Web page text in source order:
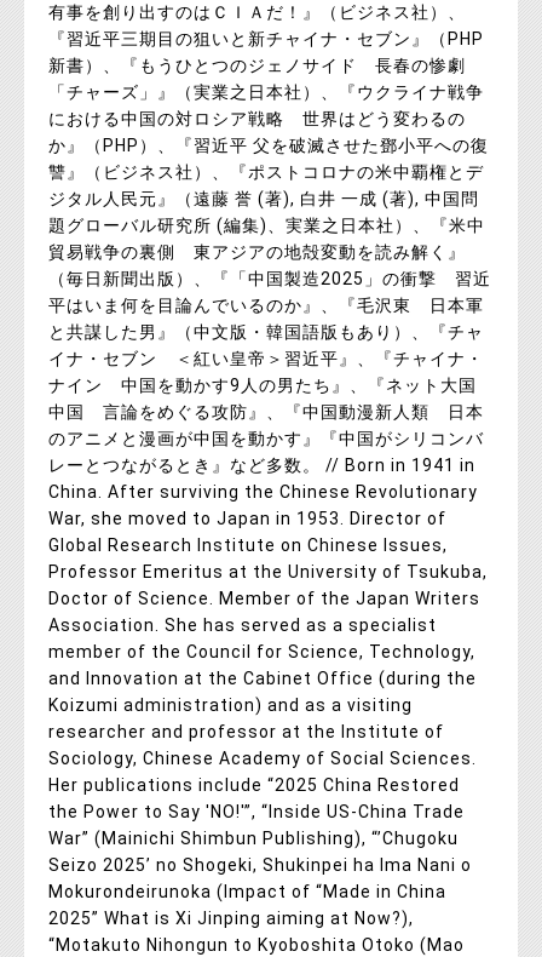
有事を創り出すのはＣＩＡだ！』（ビジネス社）、
『習近平三期目の狙いと新チャイナ・セブン』（PHP
新書）、『もうひとつのジェノサイド 長春の惨劇
「チャーズ」』（実業之日本社）、『ウクライナ戦争
における中国の対ロシア戦略 世界はどう変わるの
か』（PHP）、『習近平 父を破滅させた鄧小平への復
讐』（ビジネス社）、『ポストコロナの米中覇権とデ
ジタル人民元』（遠藤 誉 (著), 白井 一成 (著), 中国問
題グローバル研究所 (編集)、実業之日本社）、『米中
貿易戦争の裏側 東アジアの地殻変動を読み解く』
（毎日新聞出版）、『「中国製造2025」の衝撃 習近
平はいま何を目論んでいるのか』、『毛沢東 日本軍
と共謀した男』（中文版・韓国語版もあり）、『チャ
イナ・セブン ＜紅い皇帝＞習近平』、『チャイナ・
ナイン 中国を動かす9人の男たち』、『ネット大国
中国 言論をめぐる攻防』、『中国動漫新人類 日本
のアニメと漫画が中国を動かす』『中国がシリコンバ
レーとつながるとき』など多数。 // Born in 1941 in
China. After surviving the Chinese Revolutionary
War, she moved to Japan in 1953. Director of
Global Research Institute on Chinese Issues,
Professor Emeritus at the University of Tsukuba,
Doctor of Science. Member of the Japan Writers
Association. She has served as a specialist
member of the Council for Science, Technology,
and Innovation at the Cabinet Office (during the
Koizumi administration) and as a visiting
researcher and professor at the Institute of
Sociology, Chinese Academy of Social Sciences.
Her publications include “2025 China Restored
the Power to Say 'NO!'”, “Inside US-China Trade
War” (Mainichi Shimbun Publishing), “’Chugoku
Seizo 2025’ no Shogeki, Shukinpei ha Ima Nani o
Mokurondeirunoka (Impact of “Made in China
2025” What is Xi Jinping aiming at Now?),
“Motakuto Nihongun to Kyoboshita Otoko (Mao